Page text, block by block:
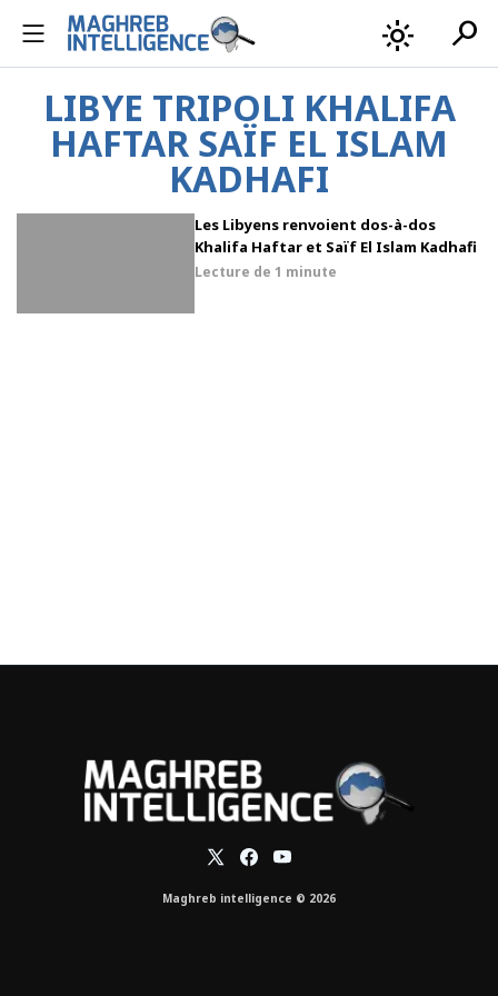
light_mode search
LIBYE TRIPOLI KHALIFA
HAFTAR SAÏF EL ISLAM
KADHAFI
Les Libyens renvoient dos-à-dos
Khalifa Haftar et Saïf El Islam Kadhafi
Lecture de 1 minute
Maghreb intelligence © 2026